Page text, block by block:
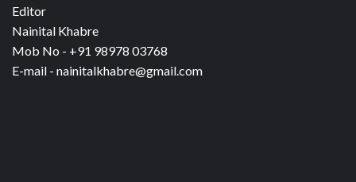
Editor
Nainital Khabre
Mob No - +91 98978 03768
E-mail - nainitalkhabre@gmail.com